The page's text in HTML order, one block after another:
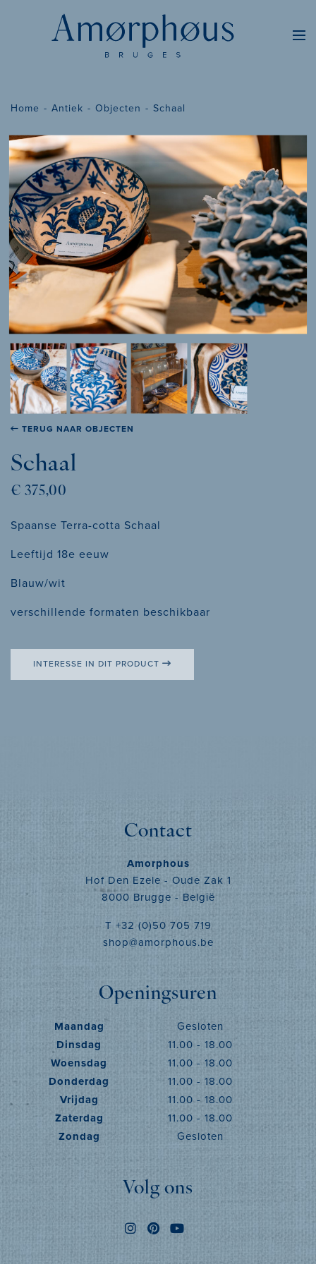
Home Antiek Objecten Schaal
TERUG NAAR OBJECTEN
Schaal
€ 375,00
Spaanse Terra-cotta Schaal
Leeftijd 18e eeuw
Blauw/wit
verschillende formaten beschikbaar
INTERESSE IN DIT PRODUCT
Contact
Amorphous
Hof Den Ezele - Oude Zak 1
8000 Brugge - België
T +32 (0)50 705 719
shop@amorphous.be
Openingsuren
Maandag
Gesloten
Dinsdag
11.00 - 18.00
Woensdag
11.00 - 18.00
Donderdag
11.00 - 18.00
Vrijdag
11.00 - 18.00
Zaterdag
11.00 - 18.00
Zondag
Gesloten
Volg ons